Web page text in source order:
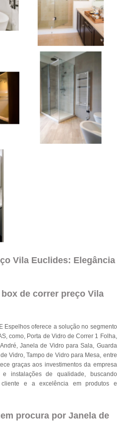
Vila Euclides: Elegância
de correr preço Vila
Espelhos oferece a solução no segmento
como, Porta de Vidro de Correr 1 Folha,
Janela de Vidro para Sala, Guarda
Vidro, Tampo de Vidro para Mesa, entre
graças aos investimentos da empresa
e instalações de qualidade, buscando
e a excelência em produtos e
procura por Janela de